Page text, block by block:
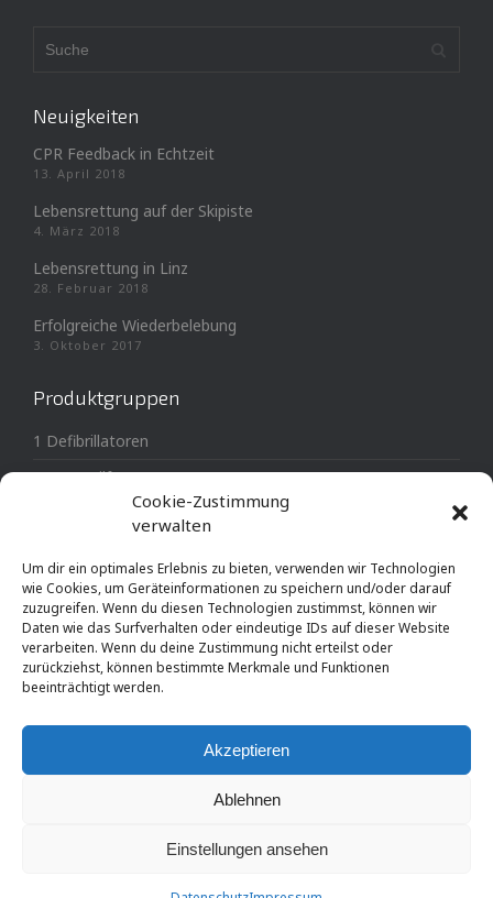
Cookie-Zustimmung
verwalten
Um dir ein optimales Erlebnis zu bieten, verwenden wir Technologien
wie Cookies, um Geräteinformationen zu speichern und/oder darauf
zuzugreifen. Wenn du diesen Technologien zustimmst, können wir
Daten wie das Surfverhalten oder eindeutige IDs auf dieser Website
verarbeiten. Wenn du deine Zustimmung nicht erteilst oder
zurückziehst, können bestimmte Merkmale und Funktionen
beeinträchtigt werden.
Akzeptieren
Ablehnen
Einstellungen ansehen
Neuigkeiten
CPR Feedback in Echtzeit
13. April 2018
Lebensrettung auf der Skipiste
4. März 2018
Lebensrettung in Linz
28. Februar 2018
Erfolgreiche Wiederbelebung
3. Oktober 2017
Produktgruppen
1 Defibrillatoren
3 Erste Hilfe
4 Notfallausrüstung
© AED-Austria, Andreas Leithner 2003-2024
Impressum Datenschutz
Widerrufsbelehrung
AGB